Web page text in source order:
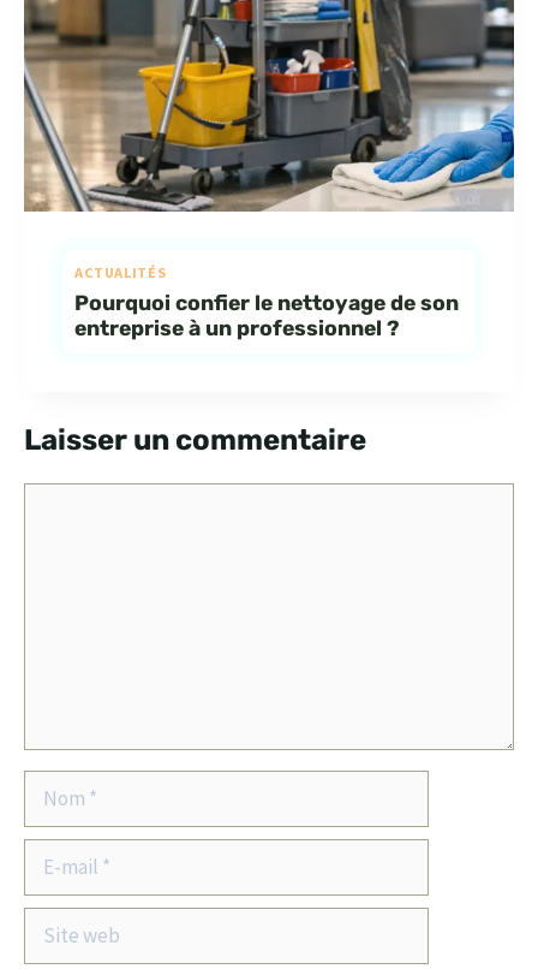
ACTUALITÉS
Pourquoi confier le nettoyage de son
entreprise à un professionnel ?
Laisser un commentaire
mail
Site
web